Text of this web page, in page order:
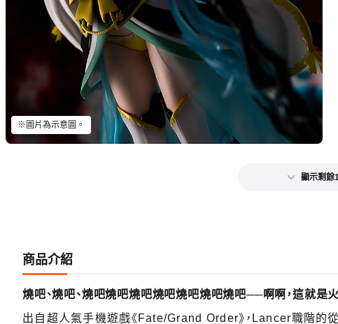
※圖片為示意圖。
顯示剩餘
商品介紹
燒吧、燒吧、燒吧燒吧燒吧燒吧燒吧燒吧燒吧──啊啊，這就是火
出自超人氣手機遊戲《Fate/Grand Order》，Lancer職階的